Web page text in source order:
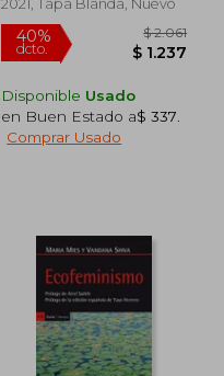
2021, Tapa Blanda, Nuevo
40%
dcto.
Disponible Usado
en Buen Estado a$ 337
Comprar Usado